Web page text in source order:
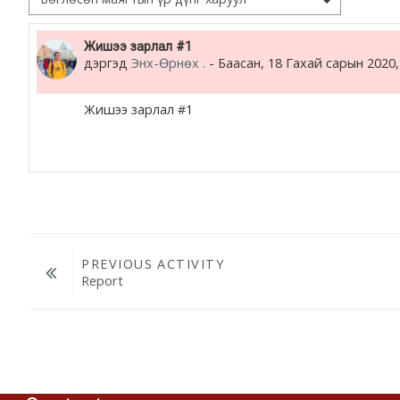
Moodle community
Moodle free support
Moodle.com
Жишээ зарлал #1
дэргэд Энх-Өрнөх . - Баасан, 18 Гахай сарын
Number of replies: 0
Жишээ зарлал #1
PREVIOUS ACTIVITY
Report